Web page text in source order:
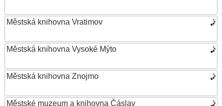
Městská knihovna Vratimov
Městská knihovna Vysoké Mýto
Městská knihovna Znojmo
Městské muzeum a knihovna Čáslav